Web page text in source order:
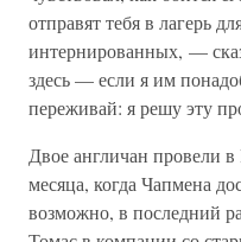
отправят тебя в лагерь
интернированных, —
здесь — если я им
переживай: я решу эту
Двое англичан провели
месяца, когда Чапмена
возможно, в последний